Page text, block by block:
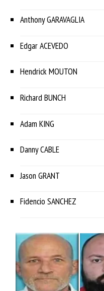
Anthony GARAVAGLIA
Edgar ACEVEDO
Hendrick MOUTON
Richard BUNCH
Adam KING
Danny CABLE
Jason GRANT
Fidencio SANCHEZ